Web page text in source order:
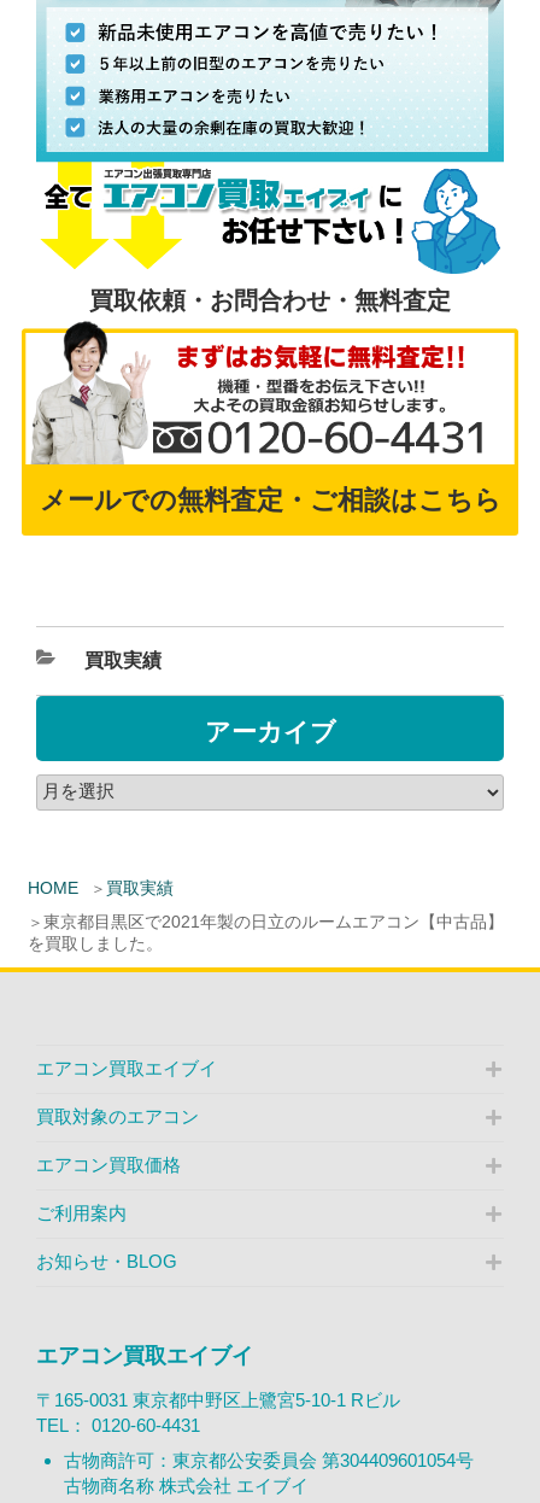
HOME
買取実績
東京都目黒区で2021年製の日立のルームエアコン【中古品】
を買取しました。
買取依頼・お問合わせ・無料査定
メールでの無料査定・ご相談はこちら
買取実績
アーカイブ
エアコン買取エイブイ
買取対象のエアコン
エアコン買取価格
ご利用案内
お知らせ・BLOG
エアコン買取エイブイ
〒165-0031 東京都中野区上鷺宮5-10-1 Rビル
TEL： 0120-60-4431
古物商許可：東京都公安委員会 第304409601054号
古物商名称 株式会社 エイブイ